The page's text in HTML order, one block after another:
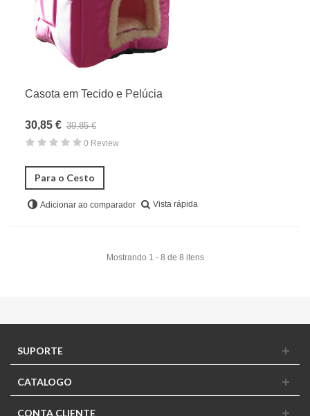
Casota em Tecido e Pelúcia
30,85 € 39,85 €
0 Review
Para o Cesto
Adicionar ao comparador Vista rápida
Mostrando 1 - 8 de 8 itens
SUPORTE
CATALOGO
CONTA CLIENTE